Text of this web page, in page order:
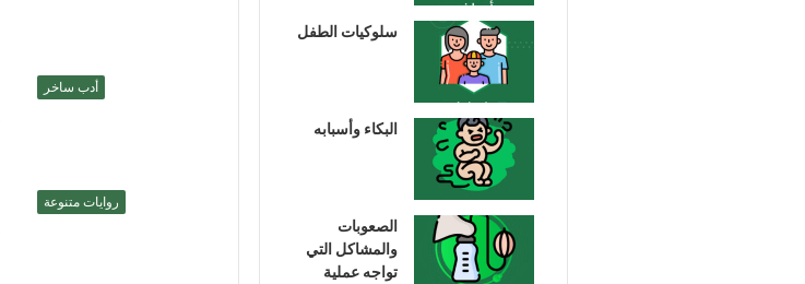
أدب ساخر
روايات متنوعة
سلوكيات الطفل
البكاء وأسبابه
الصعوبات
والمشاكل التي
تواجه عملية